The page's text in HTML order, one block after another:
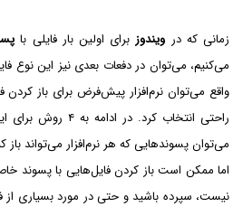
زمانی که در ویندوز برای اولین بار فایلی با
می‌کنیم، می‌توان در دفعات بعدی نیز این نوع
واقع می‌توان نرم‌افزار پیش‌فرض برای باز کردن
راحتی انتخاب کرد.
می‌توان پسوندهایی که هر نرم‌افزار می‌تواند
اما ممکن است باز کردن فایل‌هایی با پسوند
نیست، سپرده باشید و حتی در مورد بسیاری از